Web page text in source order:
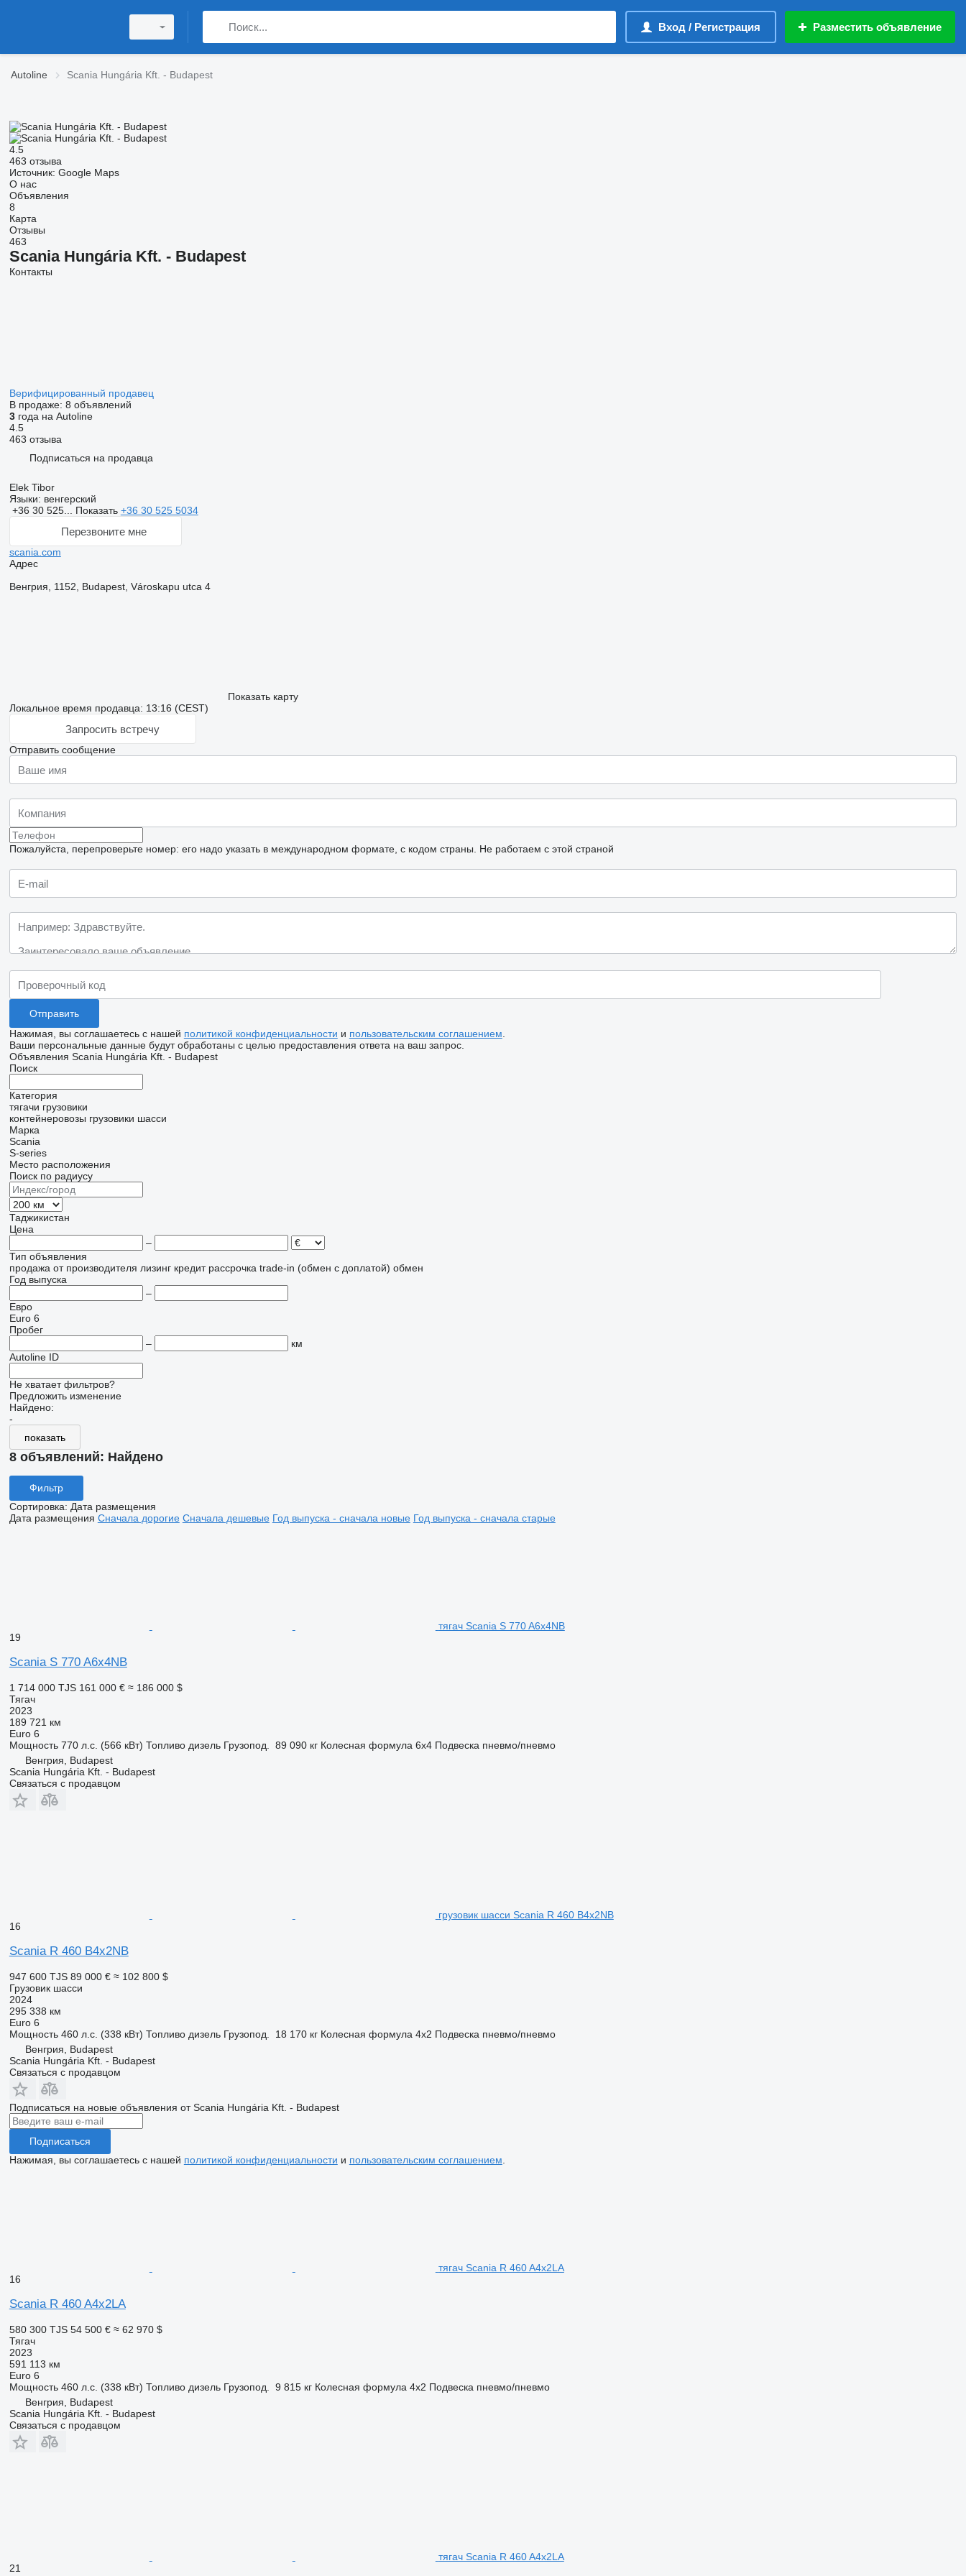
Вход / Регистрация Разместить объявление
Autoline Scania Hungária Kft. - Budapest
4.5
463 отзыва
Источник: Google Maps
О нас
Объявления
8
Карта
Отзывы
463
Scania Hungária Kft. - Budapest
Контакты
Верифицированный продавец
В продаже: 8 объявлений
3года на Autoline
4.5
463 отзыва
Подписаться на продавца
Elek Tibor
Языки: венгерский
+36 30 525... Показать +36 30 525 5034
Перезвоните мне
scania.com
Адрес
Венгрия, 1152, Budapest, Városkapu utca 4
Показать карту
Локальное время продавца: 13:16 (CEST)
Запросить встречу
Отправить сообщение
Пожалуйста, перепроверьте номер: его надо указать в международном формате, с кодом страны. Не работаем с этой страной
Нажимая, вы соглашаетесь с нашей политикой конфиденциальности и пользовательским соглашением
Ваши персональные данные будут обработаны с целью предоставления ответа на ваш запрос.
Объявления Scania Hungária Kft. - Budapest
Поиск
Категория
тягачи грузовики
контейнеровозы грузовики шасси
Марка
Scania
S-series
Место расположения
Поиск по радиусу
Таджикистан
Цена
–
Тип объявления
продажа от производителя лизинг кредит рассрочка trade-in (обмен с доплатой) обмен
Год выпуска
–
Евро
Euro 6
Пробег
–
км
Autoline ID
Не хватает фильтров?
Предложить изменение
Найдено:
-
показать
8 объявлений: Найдено
Фильтр
Сортировка: Дата размещения
Дата размещения Сначала дорогие Сначала дешевые Год выпуска - сначала новые Год выпуска - сначала старые
тягач Scania S 770 A6x4NB
19
Scania S 770 A6x4NB
1 714 000 TJS 161 000 € ≈ 186 000 $
Тягач
2023
189 721 км
Euro 6
Мощность 770 л.с. (566 кВт) Топливо дизель Грузопод. 89 090 кг Колесная формула 6x4 Подвеска пневмо/пневмо
Венгрия, Budapest
Scania Hungária Kft. - Budapest
Связаться с продавцом
грузовик шасси Scania R 460 B4x2NB
16
Scania R 460 B4x2NB
947 600 TJS 89 000 € ≈ 102 800 $
Грузовик шасси
2024
295 338 км
Euro 6
Мощность 460 л.с. (338 кВт) Топливо дизель Грузопод. 18 170 кг Колесная формула 4x2 Подвеска пневмо/пневмо
Венгрия, Budapest
Scania Hungária Kft. - Budapest
Связаться с продавцом
Подписаться на новые объявления от Scania Hungária Kft. - Budapest
Подписаться
Нажимая, вы соглашаетесь с нашей политикой конфиденциальности и пользовательским соглашением
тягач Scania R 460 A4x2LA
16
Scania R 460 A4x2LA
580 300 TJS 54 500 € ≈ 62 970 $
Тягач
2023
591 113 км
Euro 6
Мощность 460 л.с. (338 кВт) Топливо дизель Грузопод. 9 815 кг Колесная формула 4x2 Подвеска пневмо/пневмо
Венгрия, Budapest
Scania Hungária Kft. - Budapest
Связаться с продавцом
тягач Scania R 460 A4x2LA
21